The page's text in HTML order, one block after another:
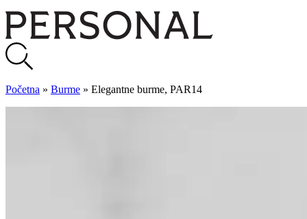
Početna » Burme » Elegantne burme, PAR14